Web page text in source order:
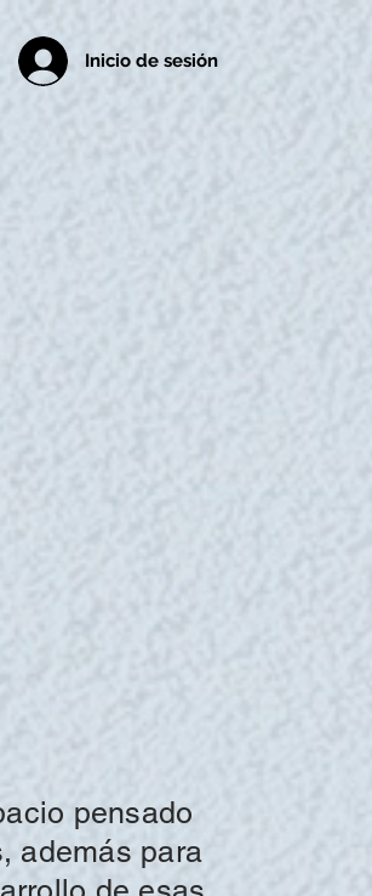
Inicio de sesión
pensado
además para